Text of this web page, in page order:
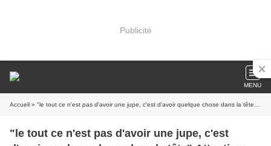
Publicité
MENU
Accueil » "le tout ce n'est pas d'avoir une jupe, c'est d'avoir quelque chose dans la tête" Attention: Coup de gueule
"le tout ce n'est pas d'avoir une jupe, c'est